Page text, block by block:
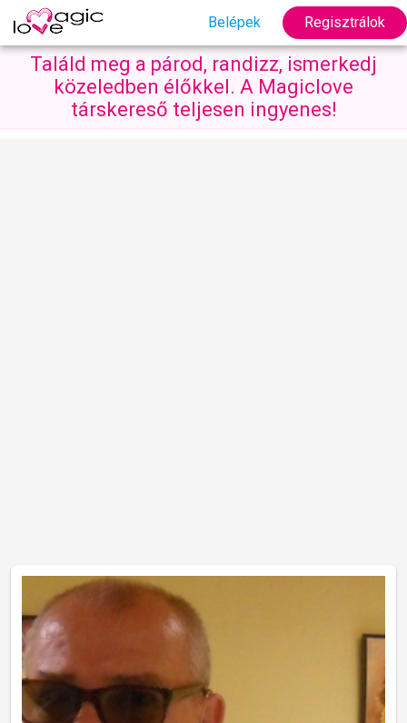
Belépek Regisztrálok
Találd meg a párod, randizz, ismerkedj
közeledben élőkkel. A Magiclove
társkereső teljesen ingyenes!